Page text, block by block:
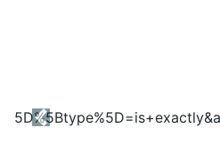
Previous